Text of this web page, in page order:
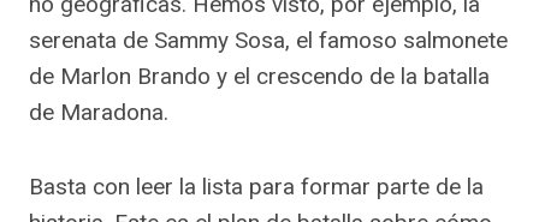
serenata de Sammy Sosa, el famoso salmonete
de Marlon Brando y el crescendo de la batalla
de Maradona.
Basta con leer la lista para formar parte de la